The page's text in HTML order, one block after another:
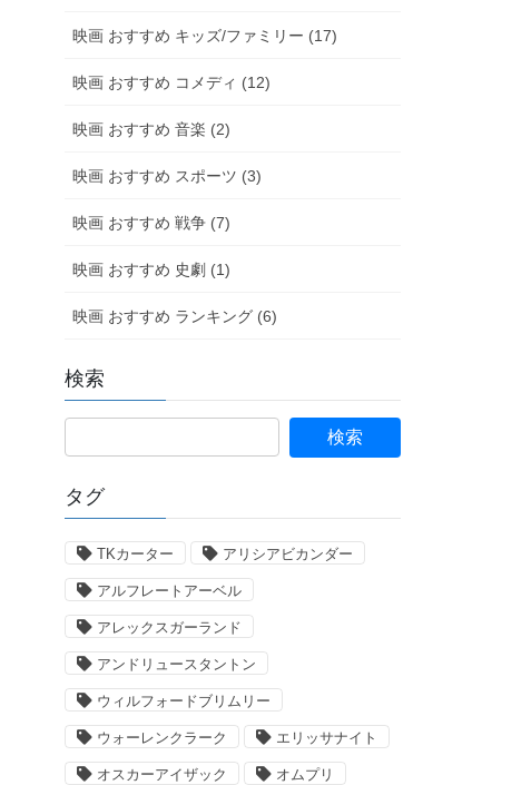
映画 おすすめ キッズ/ファミリー (17)
映画 おすすめ コメディ (12)
映画 おすすめ 音楽 (2)
映画 おすすめ スポーツ (3)
映画 おすすめ 戦争 (7)
映画 おすすめ 史劇 (1)
映画 おすすめ ランキング (6)
検索
タグ
TKカーター アリシアビカンダー
アルフレートアーベル
アレックスガーランド
アンドリュースタントン
ウィルフォードブリムリー
ウォーレンクラーク エリッサナイト
オスカーアイザック オムプリ